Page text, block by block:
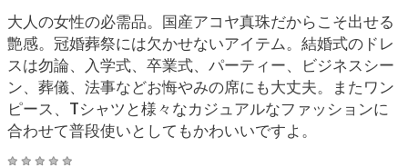
大人の女性の必需品。国産アコヤ真珠だからこそ出せる
艶感。冠婚葬祭には欠かせないアイテム。結婚式のドレ
スは勿論、入学式、卒業式、パーティー、ビジネスシー
ン、葬儀、法事などお悔やみの席にも大丈夫。またワン
ピース、Tシャツと様々なカジュアルなファッションに
合わせて普段使いとしてもかわいいですよ。